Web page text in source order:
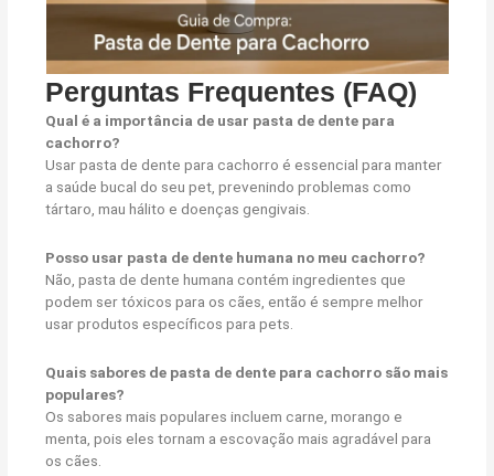
Perguntas Frequentes (FAQ)
Qual é a importância de usar pasta de dente para
cachorro?
Usar pasta de dente para cachorro é essencial para manter
a saúde bucal do seu pet, prevenindo problemas como
tártaro, mau hálito e doenças gengivais.
Posso usar pasta de dente humana no meu cachorro?
Não, pasta de dente humana contém ingredientes que
podem ser tóxicos para os cães, então é sempre melhor
usar produtos específicos para pets.
Quais sabores de pasta de dente para cachorro são mais
populares?
Os sabores mais populares incluem carne, morango e
menta, pois eles tornam a escovação mais agradável para
os cães.